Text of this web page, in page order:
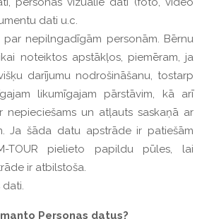
dati u.c.
par nepilngadīgām personām. Bērnu
noteiktos apstākļos, piemēram, ja
darījumu nodrošināšanu, tostarp
likumīgajam pārstāvim, kā arī
nepieciešams un atļauts saskaņā ar
Ja šāda datu apstrāde ir patiešām
TOUR pielieto papildu pūles, lai
ir atbilstoša.
dati.
Personas datus?